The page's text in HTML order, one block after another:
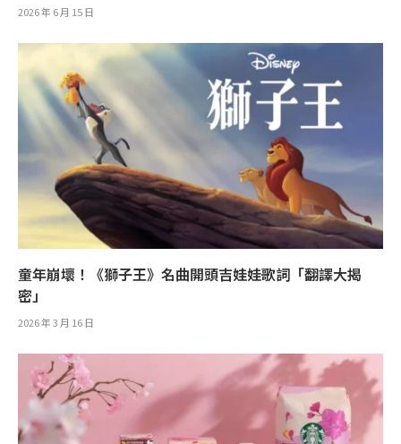
2026 年 6 月 15 日
童年崩壞！《獅子王》名曲開頭吉娃娃歌詞「翻譯大揭
密」
2026 年 3 月 16 日